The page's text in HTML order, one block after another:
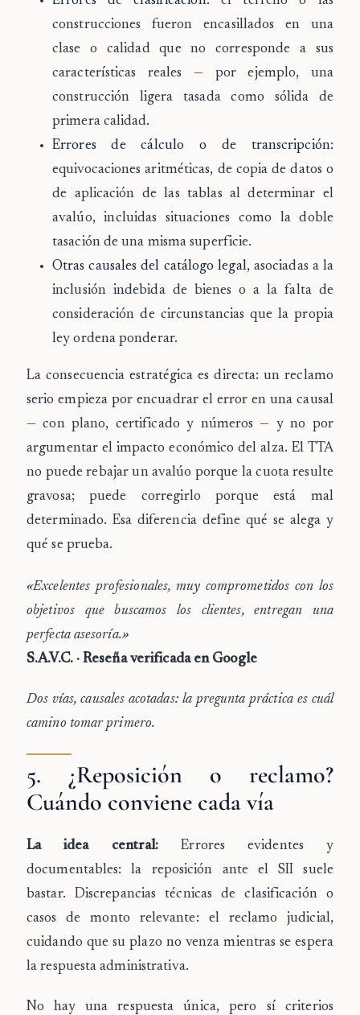
construcciones fueron encasillados en una
clase o calidad que no corresponde a sus
características reales — por ejemplo, una
construcción ligera tasada como sólida de
primera calidad.
Errores de cálculo o de transcripción:
equivocaciones aritméticas, de copia de datos o
de aplicación de las tablas al determinar el
avalúo, incluidas situaciones como la doble
tasación de una misma superficie.
Otras causales del catálogo legal, asociadas a la
inclusión indebida de bienes o a la falta de
consideración de circunstancias que la propia
ley ordena ponderar.
La consecuencia estratégica es directa: un reclamo
serio empieza porencuadrar el error en una causal
— con plano, certificado y números — y no por
argumentar el impacto económico del alza. El TTA
no puede rebajar un avalúo porque la cuota resulte
gravosa; puede corregirlo porque está mal
determinado. Esa diferencia define qué se alega y
qué se prueba.
«Excelentes profesionales, muy comprometidos con los
objetivos que buscamos los clientes, entregan una
perfecta asesoría.»
S.A.V.C. · Reseña verificada en Google
Dos vías, causales acotadas: la pregunta práctica es cuál
camino tomar primero.
5. ¿Reposición o reclamo?
Cuándo conviene cada vía
La idea central: Errores evidentes y
documentables: la reposición ante el SII suele
bastar. Discrepancias técnicas de clasificación o
casos de monto relevante: el reclamo judicial,
cuidando que su plazo no venza mientras se espera
la respuesta administrativa.
No hay una respuesta única, pero sí criterios